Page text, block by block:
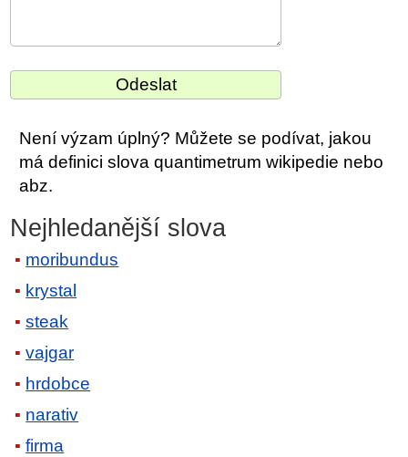
Není výzam úplný? Můžete se podívat, jakou
má definici slova quantimetrum wikipedie nebo
abz.
Nejhledanější slova
moribundus
krystal
steak
vajgar
hrdobce
narativ
firma